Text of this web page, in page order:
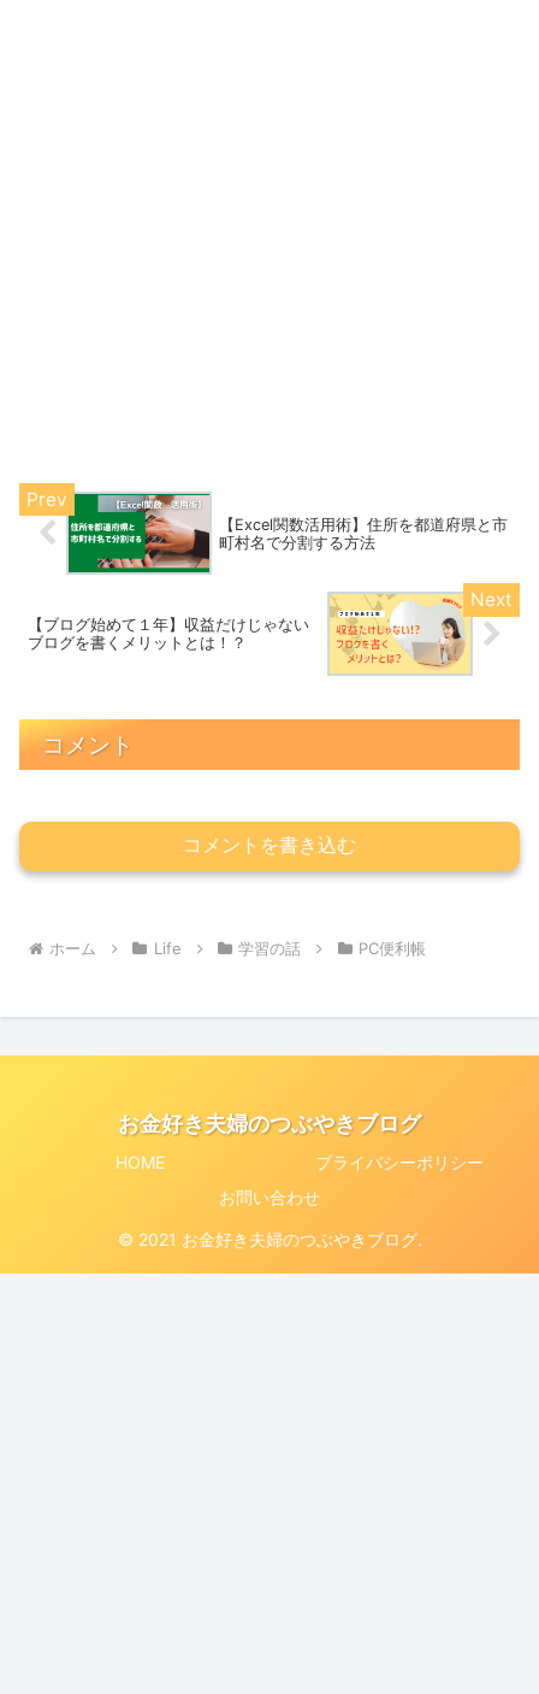
【Excel関数活用術】住所を都道府県と市
町村名で分割する方法
【ブログ始めて１年】収益だけじゃない
ブログを書くメリットとは！？
コメント
コメントを書き込む
ホーム Life 学習の話 PC便利帳
お金好き夫婦のつぶやきブログ
HOME
プライバシーポリシー
お問い合わせ
© 2021 お金好き夫婦のつぶやきブログ.